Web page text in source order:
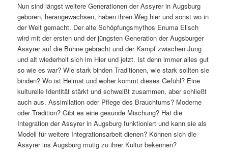
Nun sind längst weitere Generationen der Assyrer in Augsburg
geboren, herangewachsen, haben ihren Weg hier und sonst wo in
der Welt gemacht. Der alte Schöpfungsmythos Enuma Elisch
wird mit der ersten und der jüngsten Generation der Augsburger
Assyrer auf die Bühne gebracht und der Kampf zwischen Jung
und alt wiederholt sich im Hier und jetzt. Ist denn immer alles gut
so wie es war? Wie stark binden Traditionen, wie stark sollten sie
binden? Wo ist Heimat und woher kommt dieses Gefühl? Eine
kulturelle Identität stärkt und schweißt zusammen, aber schließt
auch aus. Assimilation oder Pflege des Brauchtums? Moderne
oder Tradition? Gibt es eine gesunde Mischung? Hat die
Integration der Assyrer in Augsburg funktioniert und kann sie als
Modell für weitere Integrationsarbeit dienen? Können sich die
Assyrer ins Augsburg mutig zu ihrer Kultur bekennen?